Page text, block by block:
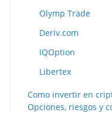
Olymp Trade
Deriv.com
IQOption
Libertex
Como invertir en
Opciones, riesgos y